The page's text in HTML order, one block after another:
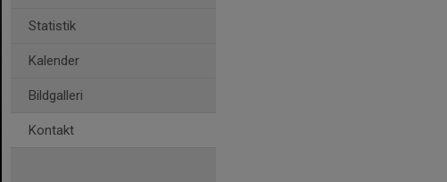
Statistik
Kalender
Bildgalleri
Kontakt